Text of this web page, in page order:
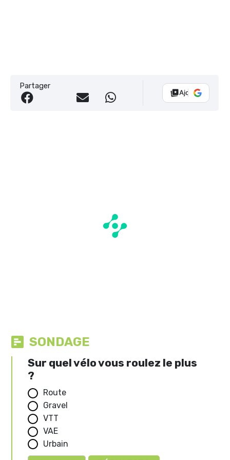
Partager
Ajouter Vélo
SONDAGE
Sur quel vélo vous roulez le plus
?
Route
Gravel
VTT
VAE
Urbain